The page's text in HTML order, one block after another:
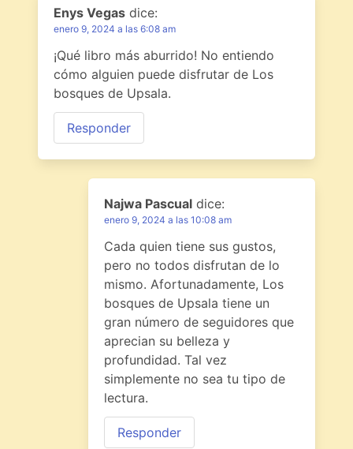
Enys Vegas dice:
enero 9, 2024 a las 6:08 am
¡Qué libro más aburrido! No entiendo
cómo alguien puede disfrutar de Los
bosques de Upsala.
Responder
Najwa Pascual dice:
enero 9, 2024 a las 10:08 am
Cada quien tiene sus gustos,
pero no todos disfrutan de lo
mismo. Afortunadamente, Los
bosques de Upsala tiene un
gran número de seguidores que
aprecian su belleza y
profundidad. Tal vez
simplemente no sea tu tipo de
lectura.
Responder